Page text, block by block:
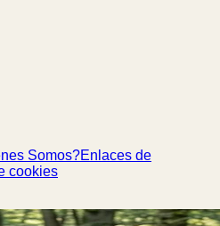
Somos?Enlaces de
cookies